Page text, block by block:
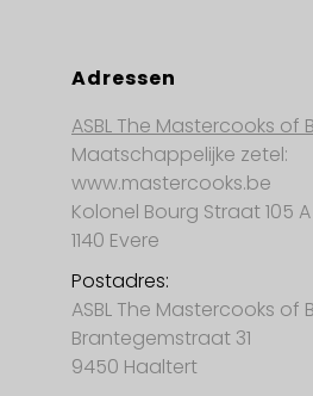
Adressen
ASBL The Mastercooks of
Maatschappelijke zetel:
www.mastercooks.be
Kolonel Bourg Straat 105 A
1140 Evere
Postadres:
ASBL The Mastercooks of
Brantegemstraat 31
9450 Haaltert